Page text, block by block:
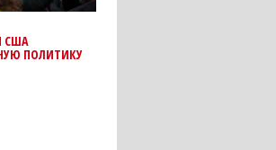
США
ПОЛИТИКУ